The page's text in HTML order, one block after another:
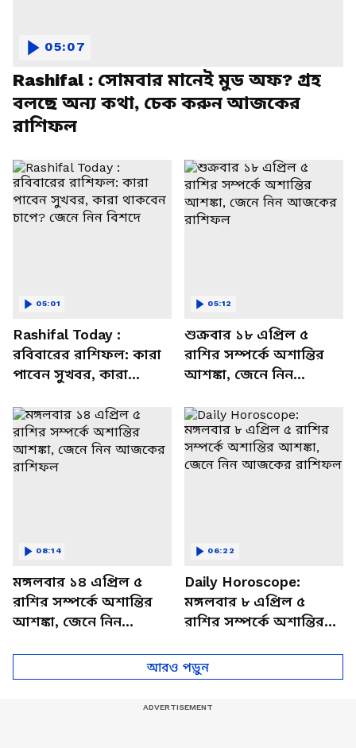
Rashifal : সোমবার মানেই মুড অফ? গ্রহ
বলছে অন্য কথা, চেক করুন আজকের
রাশিফল
05:07
Rashifal Today :
রবিবারের রাশিফল: কারা
পাবেন সুখবর, কারা
বিশদে
05:01
শুক্রবার ১৮ এপ্রিল ৫
রাশির সম্পর্কে অশান্তির
আশঙ্কা, জেনে নিন
05:12
মঙ্গলবার ১৪ এপ্রিল ৫
রাশির সম্পর্কে অশান্তির
আশঙ্কা, জেনে নিন
08:14
Daily Horoscope:
মঙ্গলবার ৮ এপ্রিল ৫
রাশির সম্পর্কে অশান্তির
আজকের রাশিফল
06:22
আরও পড়ুন